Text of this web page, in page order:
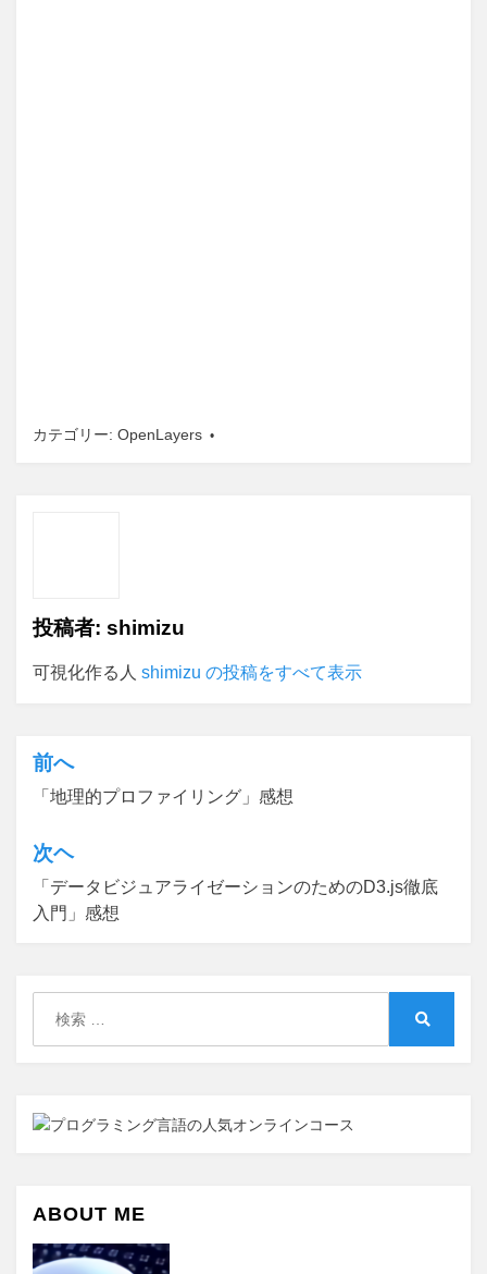
カテゴリー: OpenLayers
投稿者: shimizu
可視化作る人 shimizu の投稿をすべて表示
投
稿
ナ
ビ
ゲ
シ
ョ
ン
前へ
「地理的プロファイリング」感想
次ヘ
「データビジュアライゼーションのためのD3.js徹底
入門」感想
ABOUT ME